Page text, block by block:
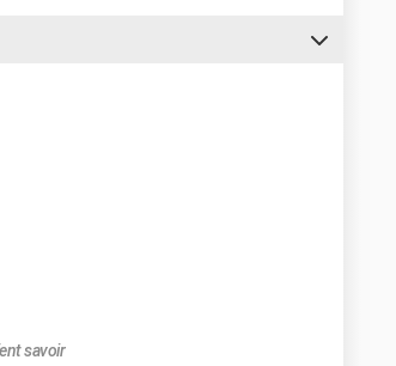
savoir